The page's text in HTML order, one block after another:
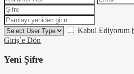
Kabul Ediyorum
Giriş`e Dön
Yeni Şifre